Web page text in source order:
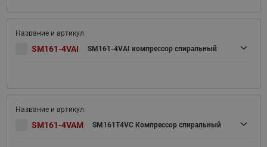
SM161-4VAI SM161-4VAI компрессор спиральный
SM161-4VAM SM161T4VC Компрессор спиральный